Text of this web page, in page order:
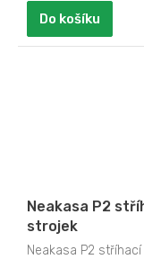
Do košíku
Neakasa P2
strojek
Neakasa P2